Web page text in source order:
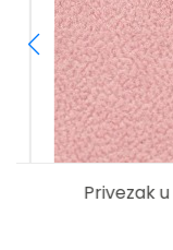
Privezak